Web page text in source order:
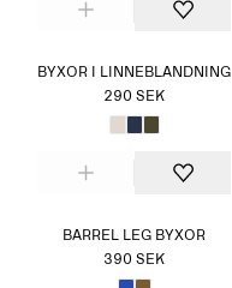
BYXOR I LINNEBLANDNING
290 SEK
BARREL LEG BYXOR
390 SEK